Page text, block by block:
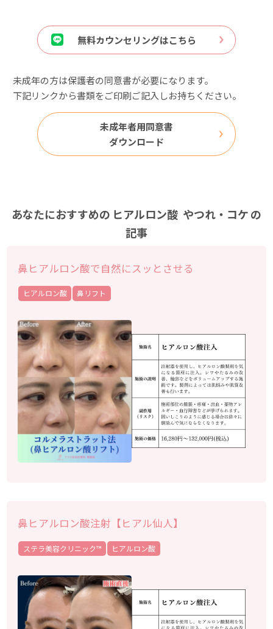
無料カウンセリングはこちら
未成年の方は保護者の同意書が必要になります。
下記リンクから書類をご印刷ご記入しお持ちください。
未成年者用同意書
ダウンロード
あなたにおすすめの ヒアルロン酸 やつれ・コケの
記事
鼻ヒアルロン酸で自然にスッとさせる
ヒアルロン酸 鼻リフト
鼻ヒアルロン酸注射【ヒアル仙人】
ステラ美容クリニック™︎ ヒアルロン酸